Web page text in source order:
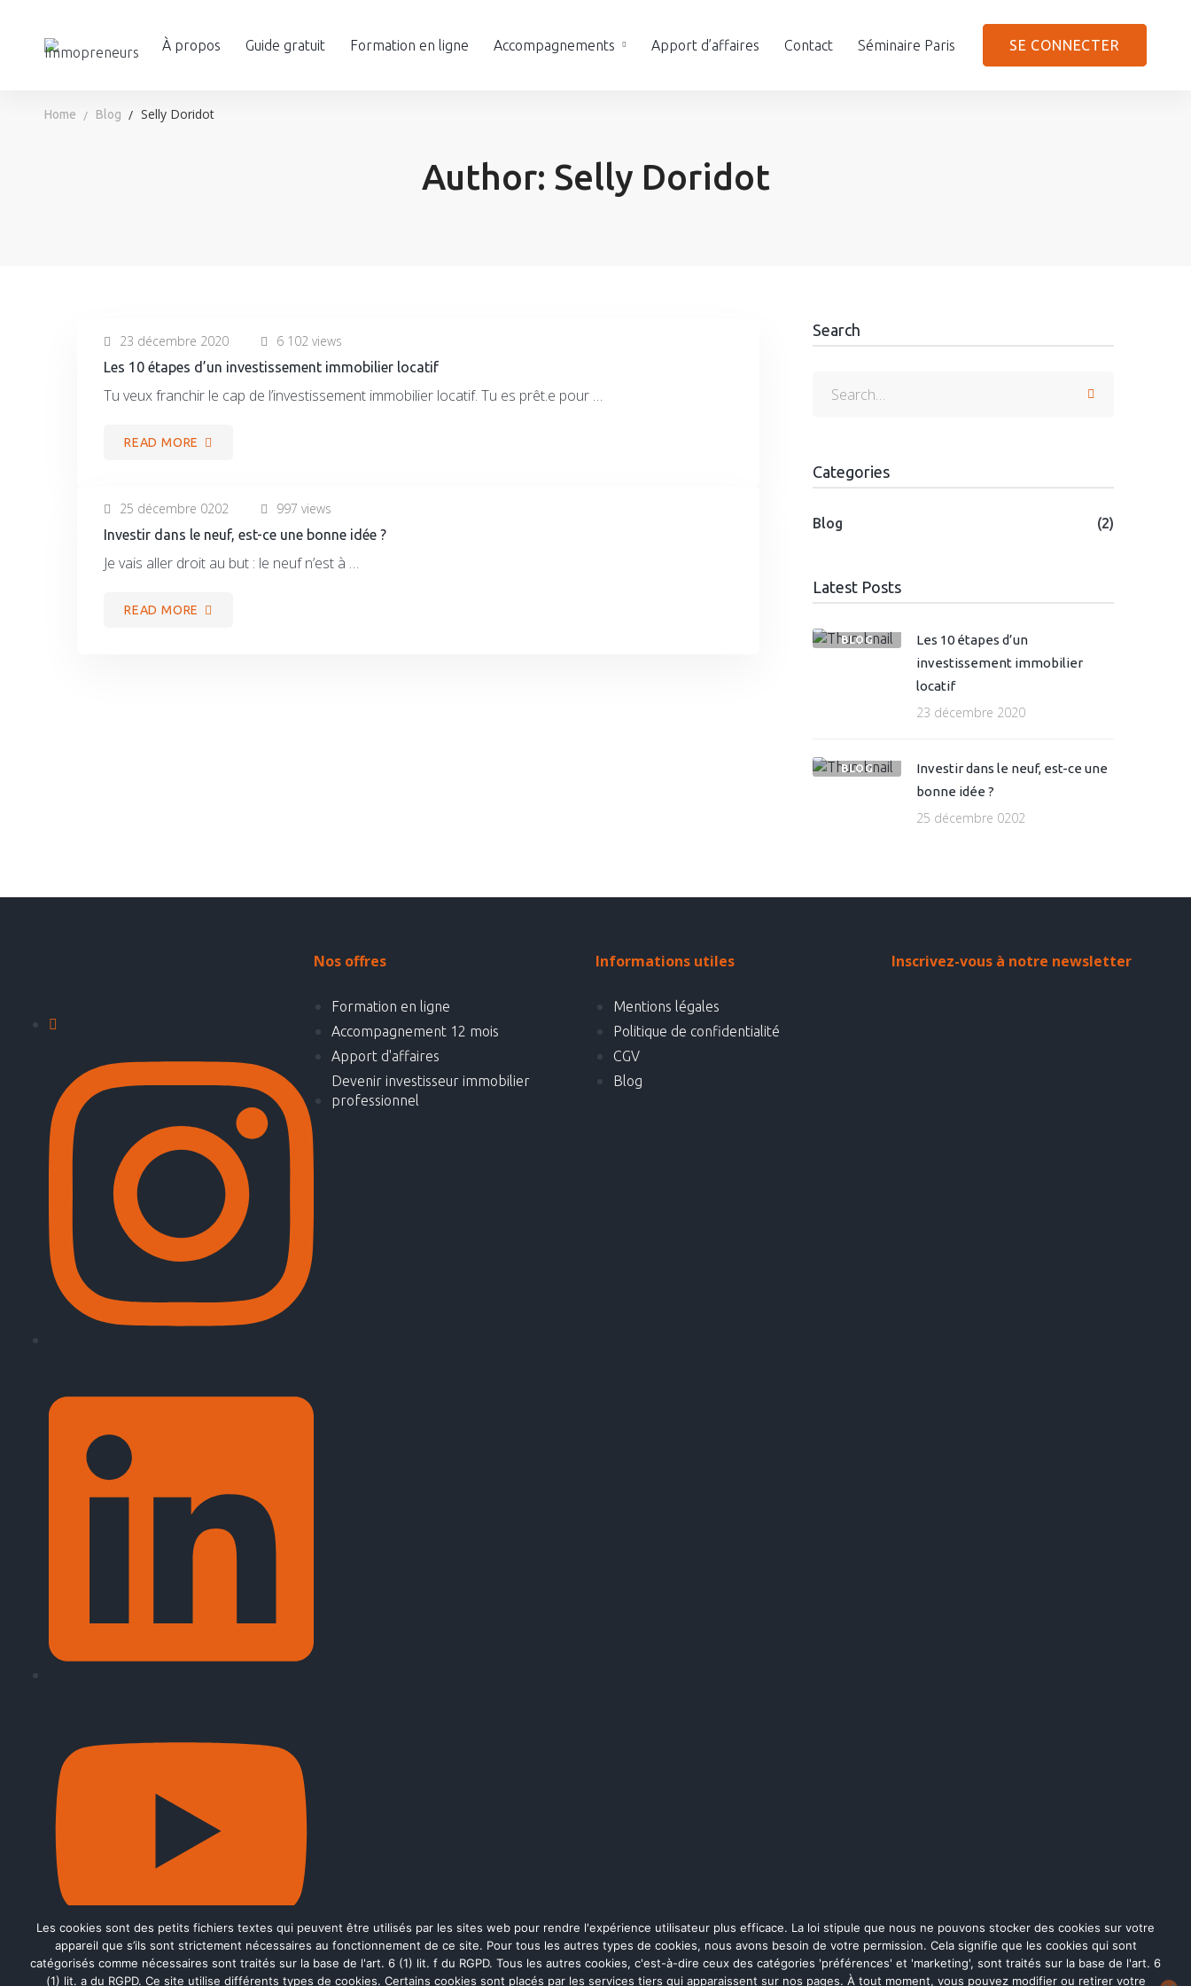
À propos Guide gratuit Formation en ligne Accompagnements Apport d’affaires Contact Séminaire Paris SE CONNECTER
Home Blog Selly Doridot
Author: Selly Doridot
23 décembre 2020 6 102 views
Les 10 étapes d’un investissement immobilier locatif
Tu veux franchir le cap de l’investissement immobilier locatif. Tu es prêt.e pour …
READ MORE
25 décembre 0202 997 views
Investir dans le neuf, est-ce une bonne idée ?
Je vais aller droit au but : le neuf n’est à …
READ MORE
Search
Categories
Blog (2)
Latest Posts
BLOG
Les 10 étapes d’un
investissement immobilier
locatif
23 décembre 2020
BLOG
Investir dans le neuf, est-ce une
bonne idée ?
25 décembre 0202
Nos offres
Formation en ligne
Accompagnement 12 mois
Apport d'affaires
Devenir investisseur immobilier
professionnel
Informations utiles
Mentions légales
Politique de confidentialité
CGV
Blog
Inscrivez-vous à notre newsletter
Les cookies sont des petits fichiers textes qui peuvent être utilisés par les sites web pour rendre l'expérience utilisateur plus efficace. La loi stipule que nous ne pouvons stocker des cookies sur votre
appareil que s’ils sont strictement nécessaires au fonctionnement de ce site. Pour tous les autres types de cookies, nous avons besoin de votre permission. Cela signifie que les cookies qui sont
catégorisés comme nécessaires sont traités sur la base de l'art. 6 (1) lit. f du RGPD. Tous les autres cookies, c'est-à-dire ceux des catégories 'préférences' et 'marketing', sont traités sur la base de l'art. 6
(1) lit. a du RGPD. Ce site utilise différents types de cookies. Certains cookies sont placés par les services tiers qui apparaissent sur nos pages. À tout moment, vous pouvez modifier ou retirer votre